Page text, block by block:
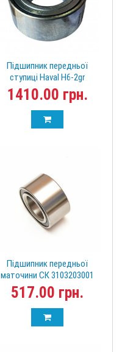
Підшипник передньої
ступиці Haval H6-2gr
3103200XKZ16A
1410.00 грн.
Підшипник передньої
маточини СК 3103203001
ORIGINAL
517.00 грн.